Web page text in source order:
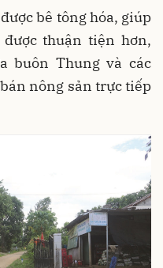
bê tông hóa, giúp
thuận tiện hơn,
buôn Thung và các
nông sản trực tiếp